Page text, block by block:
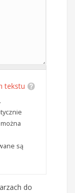
tekstu
są
do